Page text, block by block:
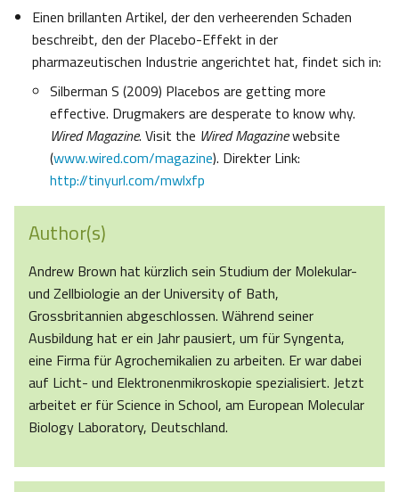
Einen brillanten Artikel, der den verheerenden Schaden
beschreibt, den der Placebo-Effekt in der
pharmazeutischen Industrie angerichtet hat, findet sich in:
Silberman S (2009) Placebos are getting more
effective. Drugmakers are desperate to know why.
Wired Magazine. Visit the Wired Magazinewebsite
(www.wired.com/magazine). Direkter Link:
http://tinyurl.com/mwlxfp
Author(s)
Andrew Brown hat kürzlich sein Studium der Molekular-
und Zellbiologie an der University of Bath,
Grossbritannien abgeschlossen. Während seiner
Ausbildung hat er ein Jahr pausiert, um für Syngenta,
eine Firma für Agrochemikalien zu arbeiten. Er war dabei
auf Licht- und Elektronenmikroskopie spezialisiert. Jetzt
arbeitet er für Science in School, am European Molecular
Biology Laboratory, Deutschland.